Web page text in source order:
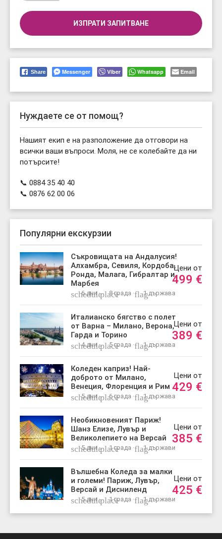
ИЗПРАТИ ЗАПИТВАНЕ
Share Messenger Viber Whatsapp Email
Нуждаете се от помощ?
Нашият екип е на разположение да отговори на
всички ваши въпроси. Моля, не се колебайте да ни
потърсите!
📞 0884 35 40 40
📞 0876 62 00 06
Популярни екскурзии
Съкровищата на Андалусия!
Алхамбра, Севиля, Кордоба,
Ронда, Малага, Гибралтар и
Марбея
schedule
6 дни ·place8 града ·flag1 държава
Цени от
499 €
Италианско бягство с полет
от Варна – Милано, Верона,
Гарда и Торино
schedule
4 дни ·place5 града ·flag1 държава
Цени от
389 €
Коледен каприз! Най-
доброто от Милано,
Венеция, Флоренция и Рим
schedule
5 дни ·place6 града ·flag1 държава
Цени от
429 €
Необикновеният Париж!
Шанз Елизе, Лувър и
Великолепието на Версай
schedule
5 дни ·place1 града ·flag1 държави
Цени от
385 €
Вълшебна Коледа за малки
и големи! Париж, Лувър,
Версай и Дисниленд
schedule
5 дни ·place1 града ·flag1 държави
Цени от
425 €